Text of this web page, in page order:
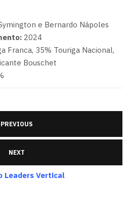
e Bernardo Nápoles
2024
Franca, 35% Touriga Nacional,
Bouschet
PREVIOUS
NEXT